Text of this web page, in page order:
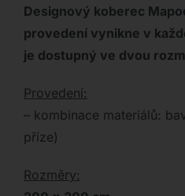
Designový koberec
provedení vynikne v
je dostupný ve dvou
Provedení:
– kombinace materiálů:
příze)
Rozměry: